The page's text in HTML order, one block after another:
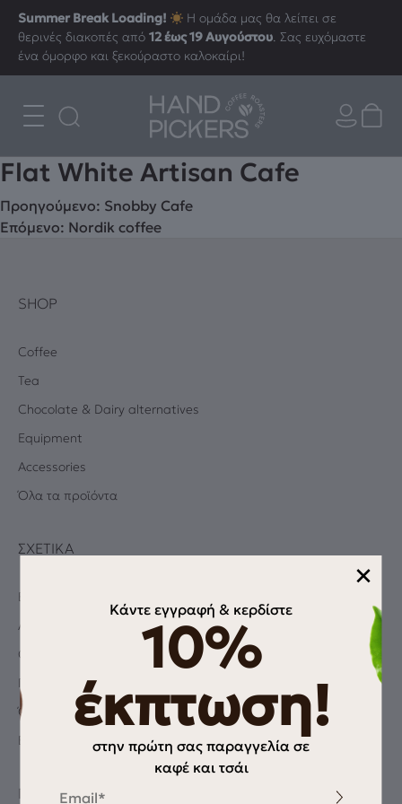
Summer Break Loading!
Η ομάδα μας θα λείπει σε
θερινές διακοπές από12 έως 19 Αυγούστου. Σας ευχόμαστε
ένα όμορφο και ξεκούραστο καλοκαίρι!
Flat White Artisan Cafe
Πλοήγηση
άρθρων
Προηγούμενο: Snobby Cafe
Επόμενο: Νordik coffee
×
Κάντε εγγραφή & κερδίστε
10%
έκπτωση!
στην πρώτη σας παραγγελία σε
καφέ και τσάι
Email
SHOP
Coffee
Tea
Chocolate & Dairy alternatives
Equipment
Accessories
Όλα τα προϊόντα
ΣΧΕΤΙΚΆ
Blog
Albums
Coffee Quiz
Πολιτική Απορρήτου
Όροι χρήσης
Επικοινωνία
ΠΛΗΡΟΦΟΡΊΕΣ